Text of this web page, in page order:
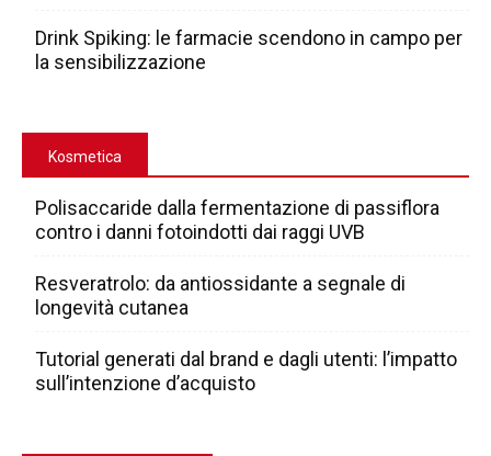
Drink Spiking: le farmacie scendono in campo per
la sensibilizzazione
Kosmetica
Polisaccaride dalla fermentazione di passiflora
contro i danni fotoindotti dai raggi UVB
Resveratrolo: da antiossidante a segnale di
longevità cutanea
Tutorial generati dal brand e dagli utenti: l’impatto
sull’intenzione d’acquisto